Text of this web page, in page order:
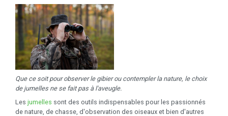
Que ce soit pour observer le gibier ou contempler la nature, le choix
de jumelles ne se fait pas à l'aveugle.
Les jumelles sont des outils indispensables pour les passionnés
de nature, de chasse, d'observation des oiseaux et bien d'autres